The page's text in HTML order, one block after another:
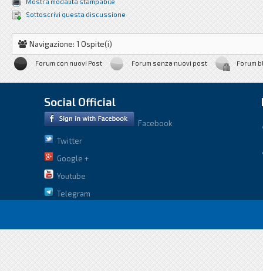
Sottoscrivi questa discussione
Navigazione: 1 Ospite(i)
Forum con nuovi Post Forum senza nuovi post Forum
Social Official
Facebook
Twitter
Google +
Youtube
Telegram